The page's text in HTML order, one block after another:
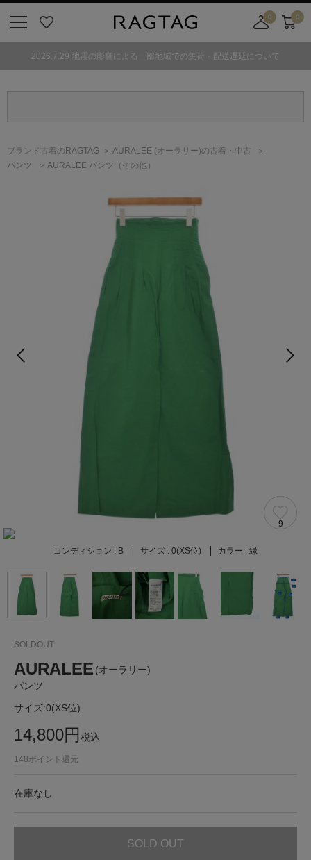
気
0
舗
カ
ト
0
2026.7.29 地震の影響による一部地域での集荷・配送遅延について
ブランド古着のRAGTAG AURALEE (オーラリー)の古着・中古
パンツ
AURALEE パンツ（その他）
9
コンディション : B サイズ : 0(XS位) カラー : 緑
SOLDOUT
AURALEE (オーラリー)
パンツ
サイズ:0(XS位)
14,800円税込
148ポイント還元
在庫なし
SOLD OUT